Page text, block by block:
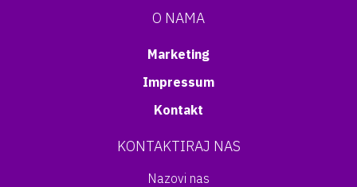
O NAMA
Marketing
Impressum
Kontakt
KONTAKTIRAJ NAS
Nazovi nas